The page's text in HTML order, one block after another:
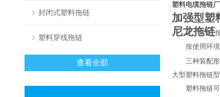
封闭式塑料拖链
塑料穿线拖链
查看全部
塑料电缆拖链
加强型塑
尼龙拖链
按使用环境
三种装配形
大型塑料拖链
塑料拖链可